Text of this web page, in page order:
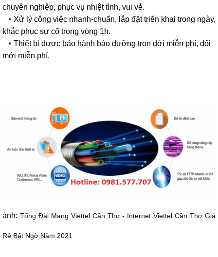
chuyên nghiệp, phục vụ nhiệt tình, vui vẻ.
• Xử lý công việc nhanh-chuẩn, lắp đặt triển khai trong ngày,
khắc phục sự cố trong vòng 1h.
• Thiết bị được bảo hành bảo dưỡng trọn đời miễn phí, đổi
mới miễn phí.
ảnh: Tổng Đài Mạng Viettel Cần Thơ - Internet Viettel Cần Thơ Giá
Rẻ Bất Ngờ Năm 2021